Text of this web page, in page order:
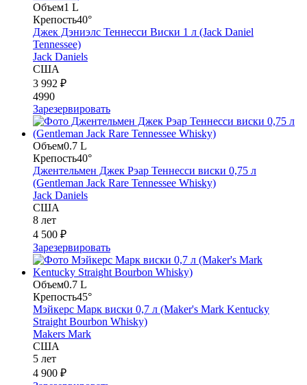
Объем1 L
Крепость40°
Джек Дэниэлс Теннесси Виски 1 л (Jack Daniel
Tennessee)
Jack Daniels
США
3 992 ₽
4990
Зарезервировать
Объем0.7 L
Крепость40°
Джентельмен Джек Рэар Теннесси виски 0,75 л
(Gentleman Jack Rare Tennessee Whisky)
Jack Daniels
США
8 лет
4 500 ₽
Зарезервировать
Объем0.7 L
Крепость45°
Мэйкерс Марк виски 0,7 л (Maker's Mark Kentucky
Straight Bourbon Whisky)
Makers Mark
США
5 лет
4 900 ₽